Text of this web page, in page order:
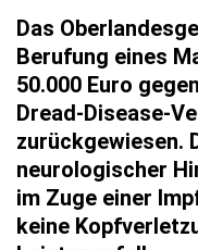
Das
Berufung eines
50.000 Euro
Dread-Disease-
zurückgewiesen.
neurologischer
im Zuge einer
keine